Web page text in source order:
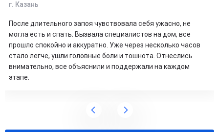
г. Казань
После длительного запоя чувствовала себя ужасно, не
могла есть и спать. Вызвала специалистов на дом, все
прошло спокойно и аккуратно. Уже через несколько часов
стало легче, ушли головные боли и тошнота. Отнеслись
внимательно, все объяснили и поддержали на каждом
этапе.